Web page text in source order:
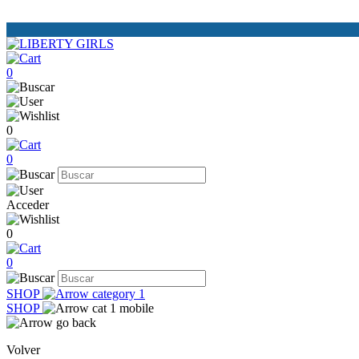
0
0
0
Acceder
0
0
SHOP
SHOP
Volver